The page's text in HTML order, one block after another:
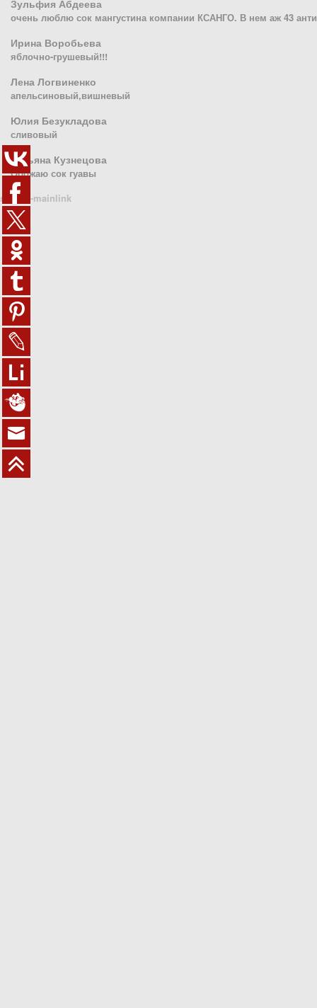
Зульфия Абдеева
очень люблю сок мангустина компании КСАНГО. В нем аж 43
Ирина Воробьева
яблочно-грушевый!!!
Лена Логвиненко
апельсиновый,вишневый
Юлия Безукладова
сливовый
Татьяна Кузнецова
Обожаю сок гуавы
sn1410-mainlink